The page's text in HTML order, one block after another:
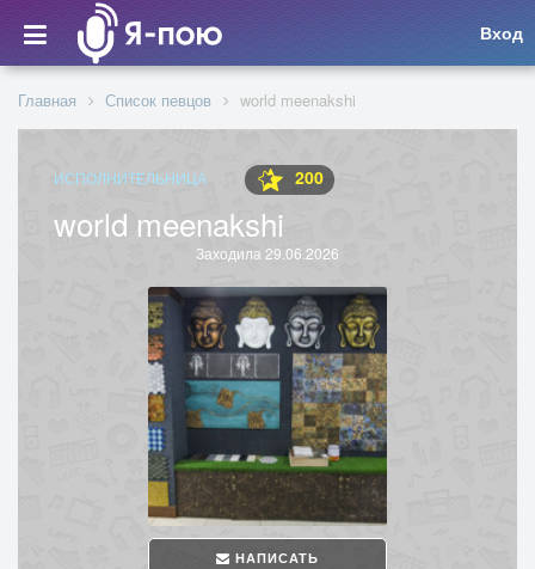
Вход
Главная Список певцов world meenakshi
ИСПОЛНИТЕЛЬНИЦА 200
world meenakshi
Заходила 29.06.2026
НАПИСАТЬ